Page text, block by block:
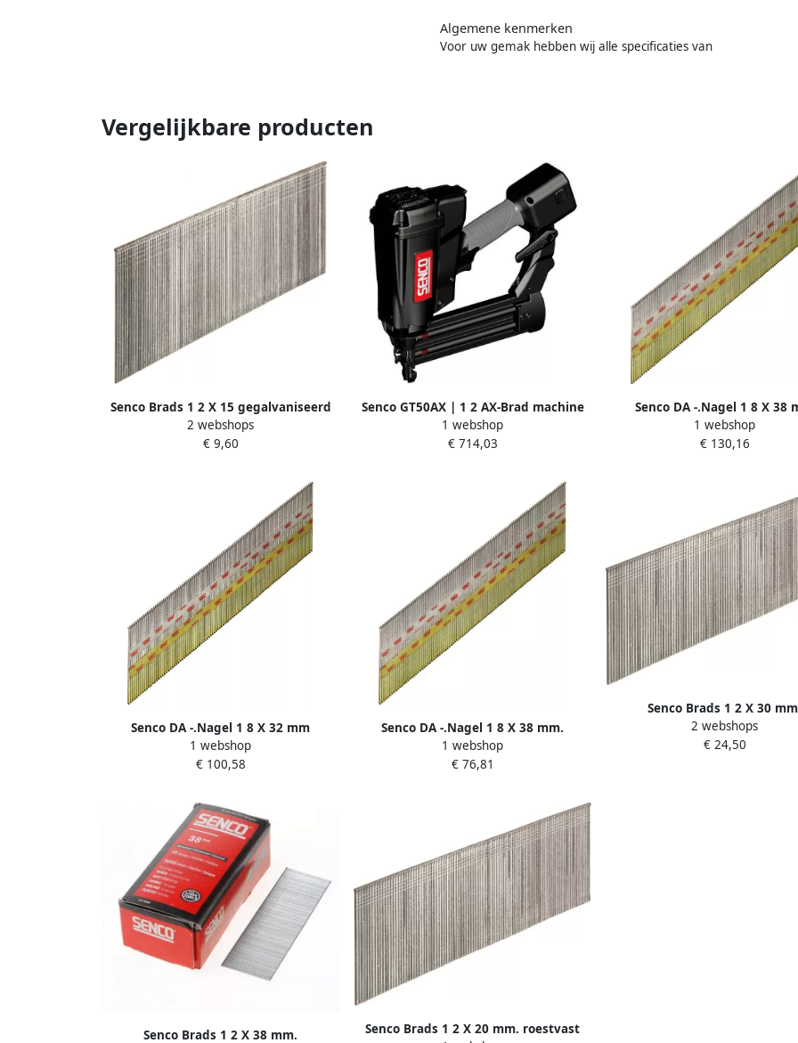
Algemene kenmerken
Voor uw gemak hebben wij alle specificaties van
Vergelijkbare producten
Senco Brads 1 2 X 15 gegalvaniseerd
AX10EAAP
2 webshops
€ 9,60
Senco GT50AX | 1 2 AX-Brad machine
op gas 7R2001N
1 webshop
€ 714,03
Senco DA -.Nagel 1 8 X 38
aluminium te DA17EMB
1 webshop
€ 130,16
Senco DA -.Nagel 1 8 X 32 mm
aluminium te DA15EMB
1 webshop
€ 100,58
Senco DA -.Nagel 1 8 X 38 mm.
Gegalvaniseerd hard staal te DA17AIA
1 webshop
€ 76,81
Senco Brads 1 2 X 30
gegalvaniseerd AY15EAAP
2 webshops
€ 24,50
Senco Brads 1 2 X 38 mm.
Senco Brads 1 2 X 20 mm. roestvast